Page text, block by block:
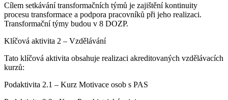
Cílem setkávání transformačních týmů je zajištění kontinuity
procesu transformace a podpora pracovníků při jeho realizaci.
Transformační týmy budou v 8 DOZP.
Klíčová aktivita 2 – Vzdělávání
Tato klíčová aktivita obsahuje realizaci akreditovaných vzdělávacích
kurzů:
Podaktivita 2.1 – Kurz Motivace osob s PAS